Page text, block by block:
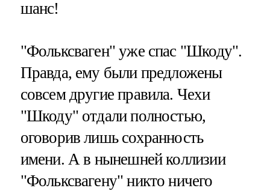
шанс!
"Фольксваген" уже спас "Шкоду".
Правда, ему были предложены
совсем другие правила. Чехи
"Шкоду" отдали полностью,
оговорив лишь сохранность
имени. А в нынешней коллизии
"Фольксвагену" никто ничего